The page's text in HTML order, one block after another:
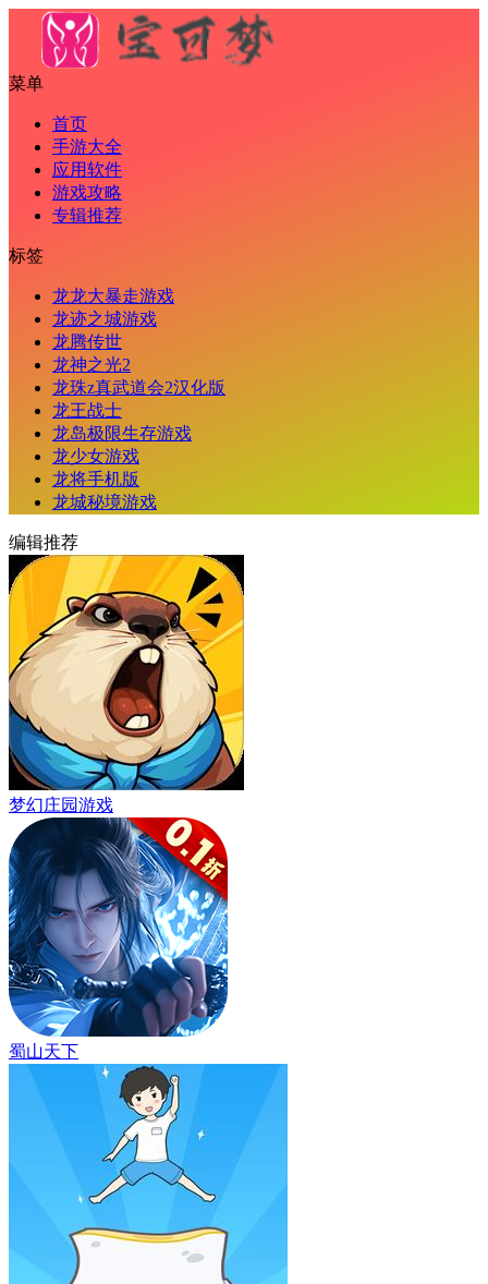
菜单
首页
手游大全
应用软件
游戏攻略
专辑推荐
标签
龙龙大暴走游戏
龙迹之城游戏
龙腾传世
龙神之光2
龙珠z真武道会2汉化版
龙王战士
龙岛极限生存游戏
龙少女游戏
龙将手机版
龙城秘境游戏
编辑推荐
梦幻庄园游戏
蜀山天下